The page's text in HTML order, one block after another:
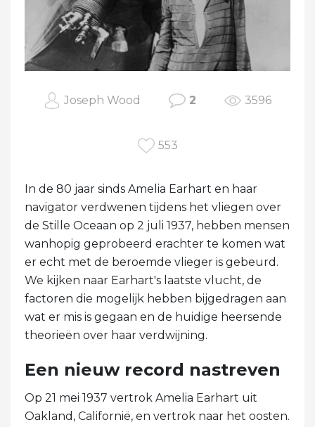
Joseph Wood 2 3596
553
In de 80 jaar sinds Amelia Earhart en haar
navigator verdwenen tijdens het vliegen over
de Stille Oceaan op 2 juli 1937, hebben mensen
wanhopig geprobeerd erachter te komen wat
er echt met de beroemde vlieger is gebeurd.
We kijken naar Earhart's laatste vlucht, de
factoren die mogelijk hebben bijgedragen aan
wat er mis is gegaan en de huidige heersende
theorieën over haar verdwijning.
Een nieuw record nastreven
Op 21 mei 1937 vertrok Amelia Earhart uit
Oakland, Californië, en vertrok naar het oosten.